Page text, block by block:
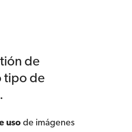
de
tipo de
uso de imágenes